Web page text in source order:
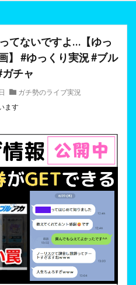
てないですよ…【ゆっ
】 #ゆっくり実況 #ブル
チャ
ガチ勢のライブ実況
ます